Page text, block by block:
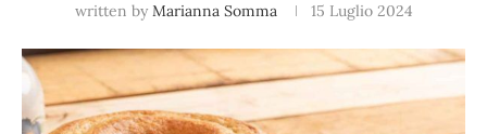
written by Marianna Somma 15 Luglio 2024